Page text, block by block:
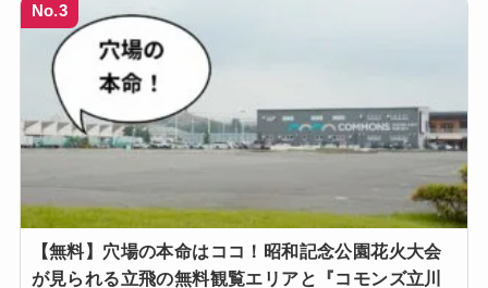
No.3
【無料】穴場の本命はココ！昭和記念公園花火大会
が見られる立飛の無料観覧エリアと『コモンズ立川